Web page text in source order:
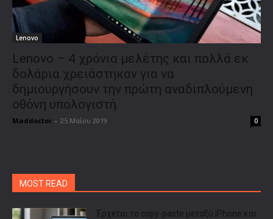
Lenovo
Lenovo – 4 χρόνια μελέτης και πολλά εκ
δολάρια χρειάστηκαν για να
δημιουργήσουν την πρώτη αναδιπλούμενη
οθόνη υπολογιστή
Maddoctor - 25 Μαΐου 2019 0
MOST READ
Έρχεται το copy-paste μεταξύ iPhone και